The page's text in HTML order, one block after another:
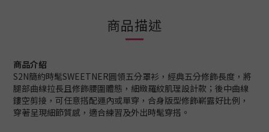
商品描述
商品介紹
S2N簡約時髦SWEETNER圓領五分罩衫，經典五分修飾長度，將
腿部曲線拉長且修飾腰圍體態，細緻羅紋肌理設計款；後中曲線
鏤空剪接，可任意搭配運內或單穿，合身版型修飾嶄露好比例，
穿著呈現細節質感，適合練習及外出時髦穿搭。